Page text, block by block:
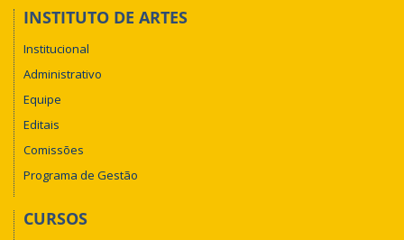
Interno
Museu
Universitário
MUNA
INSTITUTO DE ARTES
Institucional
Administrativo
Equipe
Editais
Comissões
Programa de Gestão
CURSOS